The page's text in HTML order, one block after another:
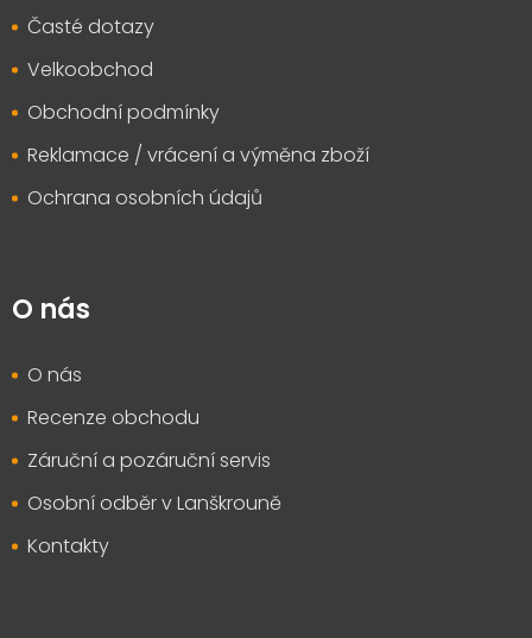
Časté dotazy
Velkoobchod
Obchodní podmínky
Reklamace / vrácení a výměna zboží
Ochrana osobních údajů
O nás
O nás
Recenze obchodu
Záruční a pozáruční servis
Osobní odběr v Lanškrouně
Kontakty